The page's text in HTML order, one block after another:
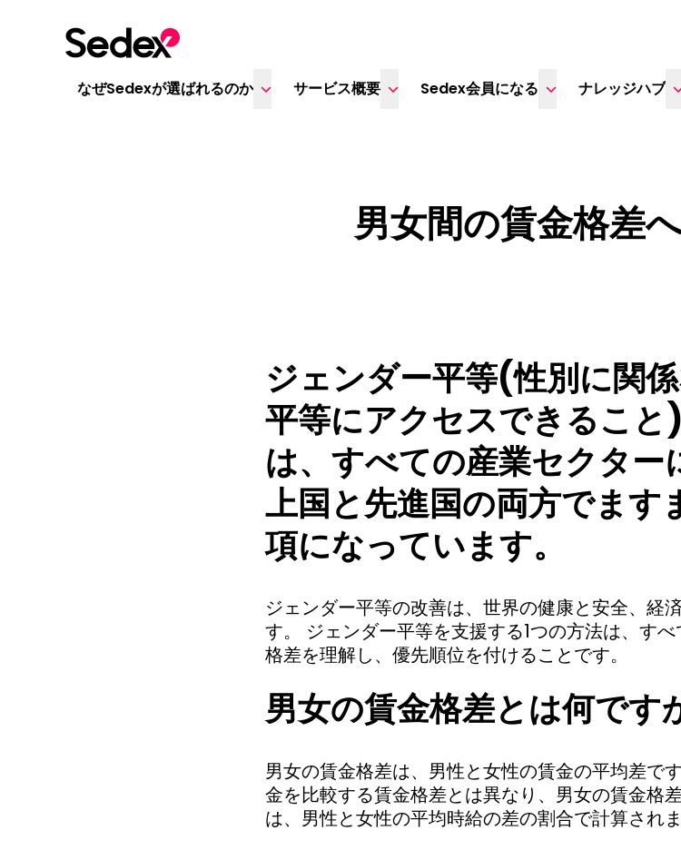
なぜSedexが選ばれるのか
サービス概要 Sedex会員になる ナレッジハブ
男女間の賃金格差
ジェンダー平等(性別に関
平等にアクセスできること
は、すべての産業セクター
上国と先進国の両方でます
項になっています。
ジェンダー平等の改善は、世界の健康と安全、経
す。 ジェンダー平等を支援する1つの方法は、す
格差を理解し、優先順位を付けることです。
男女の賃金格差とは何です
男女の賃金格差は、男性と女性の賃金の平均差で
金を比較する賃金格差とは異なり、男女の賃金格
は、男性と女性の平均時給の差の割合で計算されま